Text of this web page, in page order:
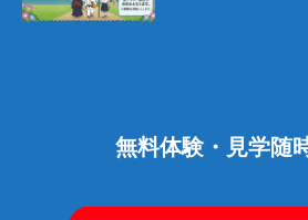
無料体験・見学随